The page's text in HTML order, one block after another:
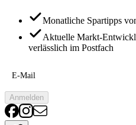
Monatliche Spartipps
Aktuelle Markt-
verlässlich im Postfach
E-Mail
Anmelden